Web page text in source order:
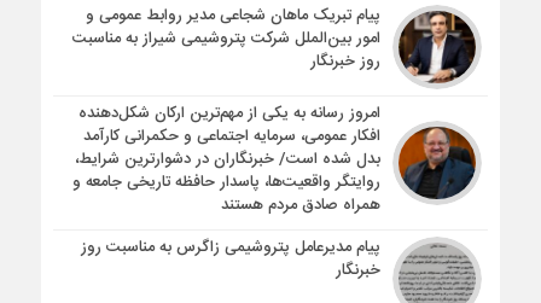
پیام تبریک ماهان شجاعی مدیر روابط عمومی و
امور بین‌الملل شرکت پتروشیمی شیراز به مناسبت
روز خبرنگار
امروز رسانه به یکی از مهم‌ترین ارکان شکل‌دهنده
افکار عمومی، سرمایه اجتماعی و حکمرانی کارآمد
بدل شده است/ خبرنگاران در دشوارترین شرایط،
روایتگر واقعیت‌ها، پاسدار حافظه تاریخی جامعه و
همراه صادق مردم هستند
پیام مدیرعامل پتروشیمی زاگرس به مناسبت روز
خبرنگار